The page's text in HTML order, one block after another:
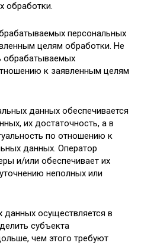
обработки.
персональных
целям обработки. Не
обрабатываемых
к заявленным целям
данных обеспечивается
их достаточность, а в
по отношению к
данных. Оператор
и/или обеспечивает их
неполных или
данных осуществляется в
субъекта
чем этого требуют